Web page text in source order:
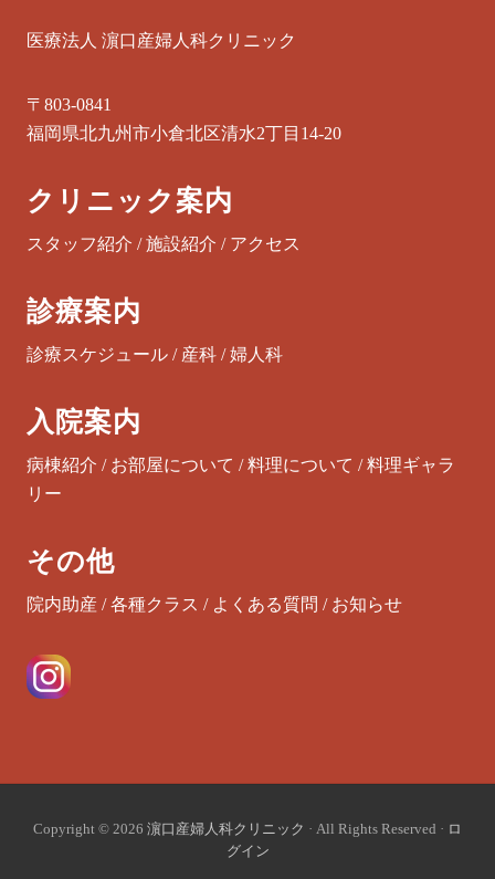
医療法人 濵口産婦人科クリニック
〒803-0841
福岡県北九州市小倉北区清水2丁目14-20
クリニック案内
スタッフ紹介 /施設紹介 / アクセス
診療案内
診療スケジュール / 産科 /婦人科
入院案内
病棟紹介 / お部屋について /料理について /料理ギャラ
リー
その他
院内助産 /各種クラス / よくある質問 / お知らせ
Copyright © 2026 濵口産婦人科クリニック · All Rights Reserved · ロ
グイン